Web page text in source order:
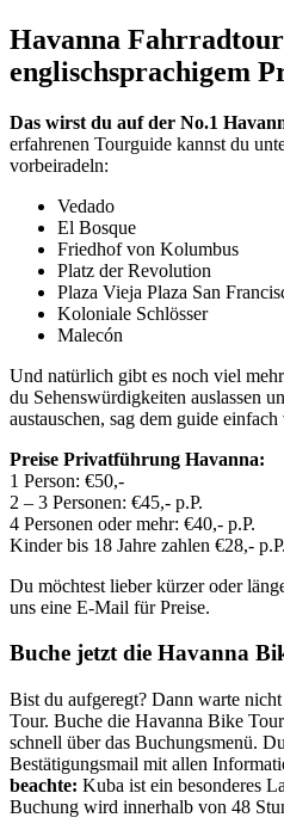
Havanna
englischsprachigem
Das wirst du auf der No.1
erfahrenen Tourguide kannst du
vorbeiradeln:
Vedado
El Bosque
Friedhof von Kolumbus
Platz der Revolution
Plaza Vieja Plaza San
Koloniale Schlösser
Malecón
Und natürlich gibt es noch viel
du Sehenswürdigkeiten auslassen
austauschen, sag dem guide
Preise Privatführung Havanna:
1 Person: €50,-
2 – 3 Personen: €45,- p.P.
4 Personen oder mehr: €40,- p.P.
Kinder bis 18 Jahre zahlen €28,- p.P.
Du möchtest lieber kürzer oder
uns eine E-Mail für Preise.
Buche jetzt die Havanna
Bist du aufgeregt? Dann warte
Tour. Buche die Havanna Bike
schnell über das Buchungsmenü.
Bestätigungsmail mit allen
beachte: Kuba ist ein besonderes
Buchung wird innerhalb von 48